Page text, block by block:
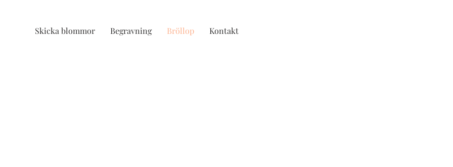
Skicka blommor Begravning Bröllop Kontakt